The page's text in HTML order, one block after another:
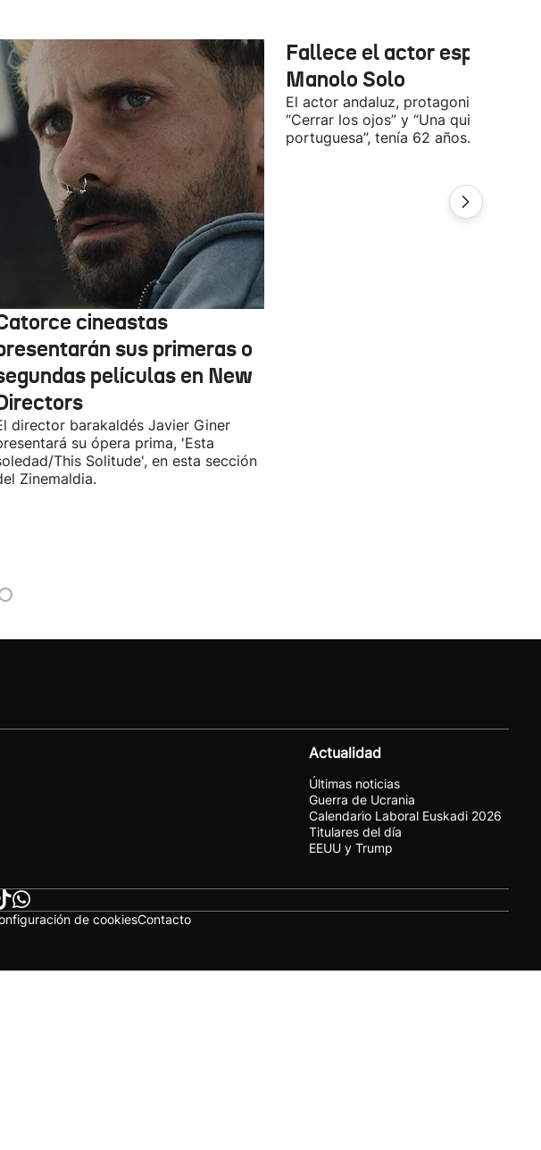
cineastas
sus primeras o
películas en New
director barakaldés Javier Giner
su ópera prima, 'Esta
This Solitude', en esta sección
Zinemaldia.
Fallece el actor español
Manolo Solo
El actor andaluz, protagonista de
“Cerrar los ojos” y “Una quinta
portuguesa”, tenía 62 años.
Actualidad
Últimas noticias
Guerra de Ucrania
Calendario Laboral Euskadi 2026
Titulares del día
EEUU y Trump
de cookiesContacto